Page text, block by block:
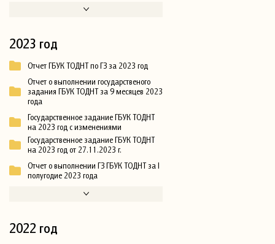
2023 год
Отчет ГБУК ТОДНТ по ГЗ за 2023 год
Отчет о выполнении государственого
задания ГБУК ТОДНТ за 9 месяцев 2023
года
Государственное задание ГБУК ТОДНТ
на 2023 год с изменениями
Государственное задание ГБУК ТОДНТ
на 2023 год от 27.11.2023 г.
Отчет о выполнении ГЗ ГБУК ТОДНТ за I
полугодие 2023 года
2022 год